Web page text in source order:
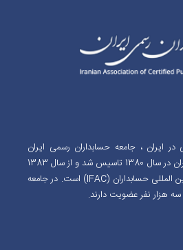
ایران ، جامعه حسابداران رسمی ایران
است. جامعه حسابداران رسمی ایران در سال 1380 تاسیس شد و از سال 1383
تاکنون، عضو پیوسته فدراسیون بین المللی حسابداران (IFAC) است. در جامعه
هزار نفر عضویت دارند.